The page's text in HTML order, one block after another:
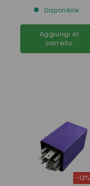
MGO1, 2, 3, 4 , F8C,
M8, CARGO
Disponibile
Aggiungi al
carrello
-12%